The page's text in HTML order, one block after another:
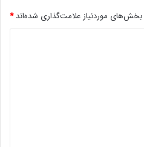
بخش‌های موردنیاز علامت‌گذاری شده‌اند*